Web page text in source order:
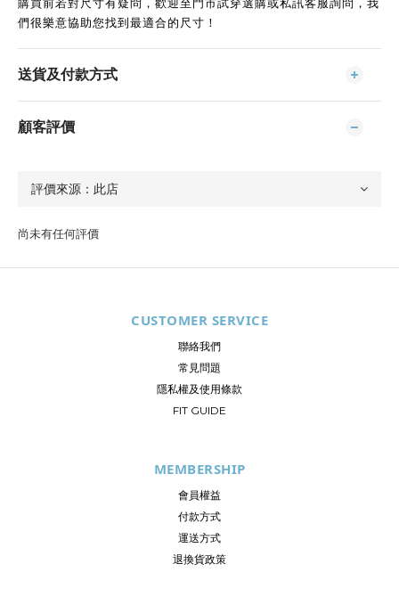
們很樂意協助您找到最適合的尺寸！
送貨及付款方式
顧客評價
尚未有任何評價
CUSTOMER SERVICE
聯絡我們
常見問題
隱私權及使用條款
FIT GUIDE
MEMBERSHIP
會員權益
付款方式
運送方式
退換貨政策